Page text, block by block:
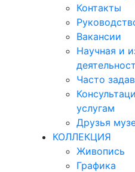
Контакты
Вакансии
Научная и
Часто
услугам
Друзья
КОЛЛЕКЦИЯ
Живопись
Графика